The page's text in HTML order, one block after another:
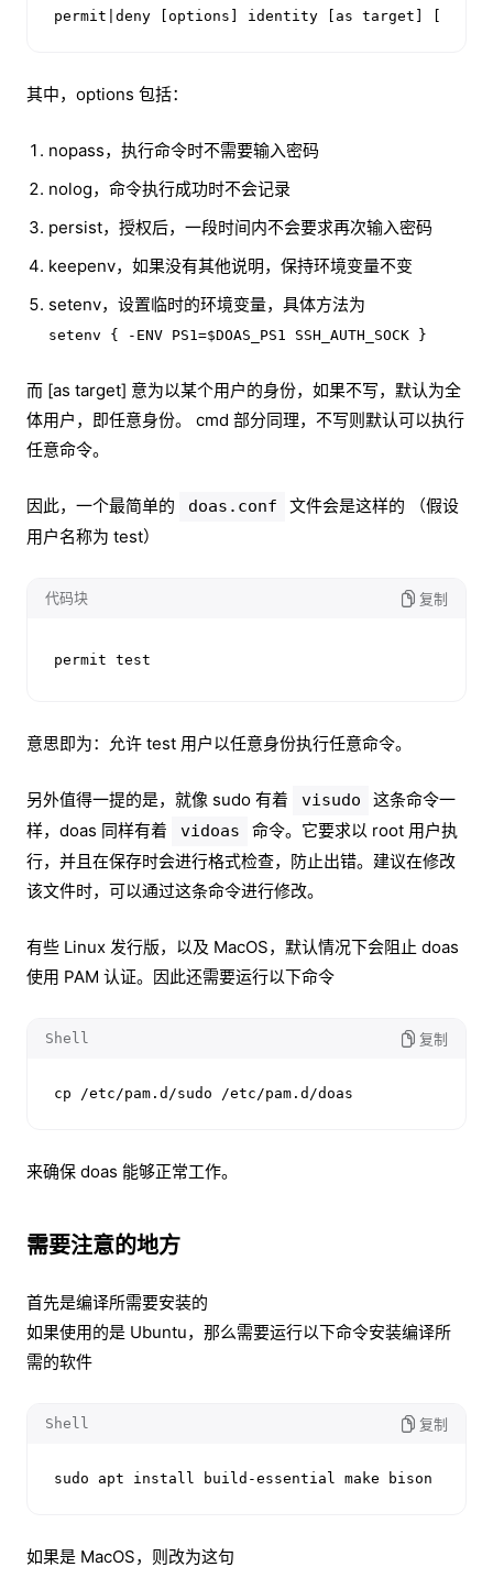
permit|deny [options] identity [as target] [cmd
其中，options 包括：
nopass，执行命令时不需要输入密码
nolog，命令执行成功时不会记录
persist，授权后，一段时间内不会要求再次输入密码
keepenv，如果没有其他说明，保持环境变量不变
setenv，设置临时的环境变量，具体方法为
setenv { -ENV PS1=$DOAS_PS1 SSH_AUTH_SOCK }
而 [as target] 意为以某个用户的身份，如果不写，默认为全
体用户，即任意身份。 cmd 部分同理，不写则默认可以执行
任意命令。
因此，一个最简单的 doas.conf
文件会是这样的 （假设
用户名称为 test）
代码块 复制
permit test
意思即为：允许 test 用户以任意身份执行任意命令。
另外值得一提的是，就像 sudo 有着 visudo
这条命令一
样，doas 同样有着
vidoas
命令。它要求以 root 用户执
行，并且在保存时会进行格式检查，防止出错。建议在修改
该文件时，可以通过这条命令进行修改。
有些 Linux 发行版，以及 MacOS，默认情况下会阻止 doas
使用 PAM 认证。因此还需要运行以下命令
Shell 复制
cp /etc/pam.d/sudo /etc/pam.d/doas
来确保 doas 能够正常工作。
需要注意的地方
首先是编译所需要安装的
如果使用的是 Ubuntu，那么需要运行以下命令安装编译所
需的软件
Shell 复制
sudo apt install build-essential make bison flex
如果是 MacOS，则改为这句